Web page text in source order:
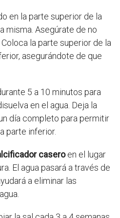
en la parte superior de la
misma. Asegúrate de no
la parte superior de la
asegurándote de que
5 a 10 minutos para
en el agua. Deja la
día completo para permitir
parte inferior.
caseroen el lugar
El agua pasará a través de
a eliminar las